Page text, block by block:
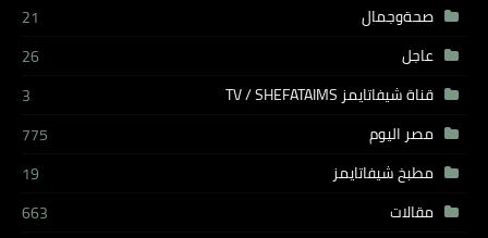
صحةوجمال
21
عاجل
26
قناة شيفاتايمز TV / SHEFATAIMS
3
مصر اليوم
775
مطبخ شيفاتايمز
19
مقالات
663